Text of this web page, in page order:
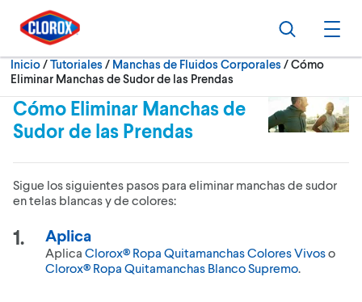
Ir al Menú principal
Ir a Contenido
Ir al Pie de página
Buscar
Inicio/Tutoriales Manchas de Fluidos Corporales Actualmente:
Cómo
Eliminar Manchas de Sudor de las Prendas
Cómo Eliminar Manchas de
Sudor de las Prendas
Sigue los siguientes pasos para eliminar manchas de sudor
en telas blancas y de colores:
Aplica
Aplica Clorox® Ropa Quitamanchas Colores Vivoso
Clorox® Ropa Quitamanchas Blanco Supremo.